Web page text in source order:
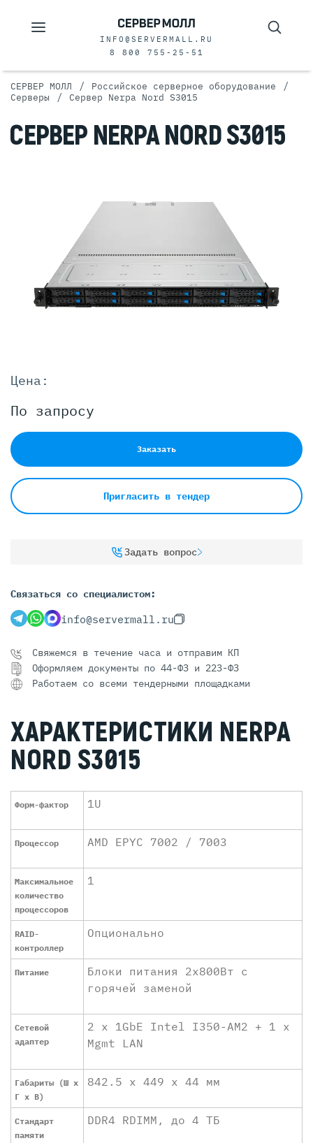
INFO@SERVERMALL.RU
8 800 755-25-51
СЕРВЕР МОЛЛ / Российское серверное оборудование /
Серверы / Сервер Nerpa Nord S3015
СЕРВЕР NERPA NORD S3015
Цена:
По запросу
Заказать
Пригласить в тендер
Задать вопрос
Связаться со специалистом:
info@servermall.ru
Свяжемся в течение часа и отправим КП
Оформляем документы по 44-ФЗ и 223-ФЗ
Работаем со всеми тендерными площадками
ХАРАКТЕРИСТИКИ NERPA
NORD S3015
Форм-фактор 1U
Процессор AMD EPYC 7002 / 7003
Максимальное
количество
процессоров
1
RAID-
контроллер
Опционально
Питание
Блоки питания 2х800Вт с
горячей заменой
Сетевой
адаптер
2 x 1GbE Intel I350-AM2 + 1 x
Mgmt LAN
Габариты (Ш x
Г x В)
842.5 x 449 x 44 мм
Стандарт
памяти
DDR4 RDIMM, до 4 ТБ